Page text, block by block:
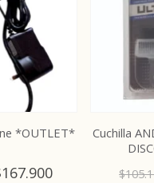
*OUTLET*
167.900
Cuchilla
$